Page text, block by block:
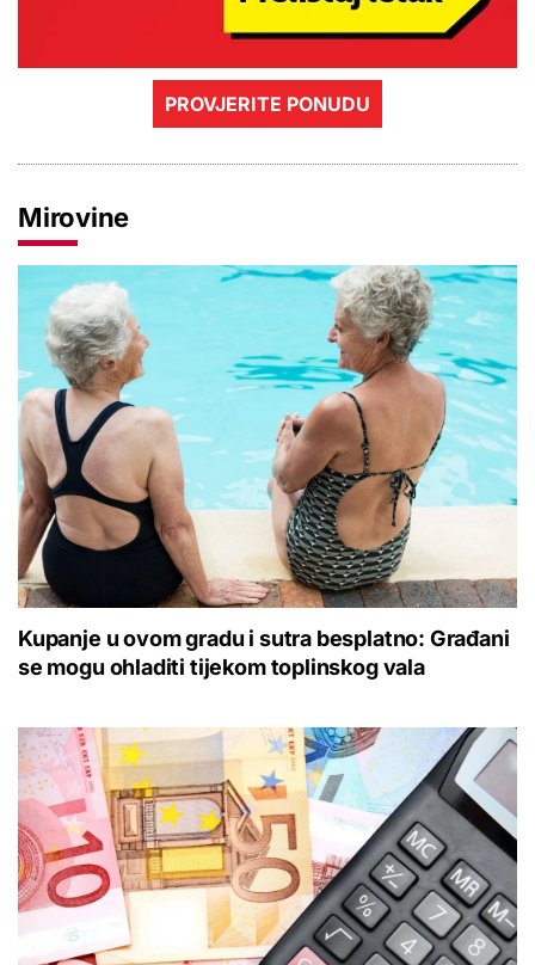
PROVJERITE PONUDU
Mirovine
Kupanje u ovom gradu i sutra besplatno: Građani
se mogu ohladiti tijekom toplinskog vala